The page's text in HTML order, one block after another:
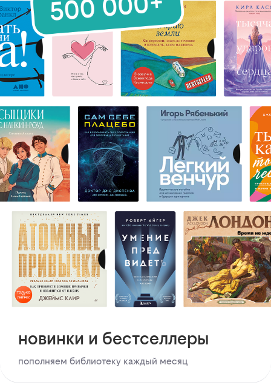
новинки и бестселлеры
пополняем библиотеку каждый месяц